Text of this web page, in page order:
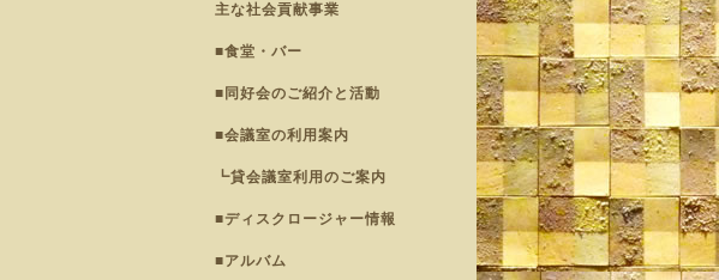
主な社会貢献事業
■食堂・バー
■同好会のご紹介と活動
■会議室の利用案内
┗貸会議室利用のご案内
■ディスクロージャー情報
■アルバム